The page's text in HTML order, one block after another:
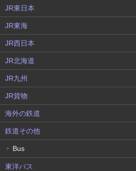
JR東日本
JR東海
JR西日本
JR北海道
JR九州
JR貨物
海外の鉄道
鉄道その他
▼ Bus
東洋バス